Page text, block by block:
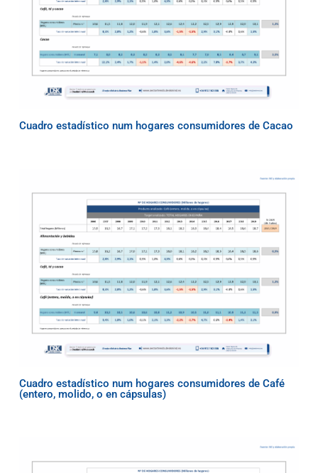
Cuadro estadístico num hogares consumidores de Cacao
Cuadro estadístico num hogares consumidores de Café
(entero, molido, o en cápsulas)